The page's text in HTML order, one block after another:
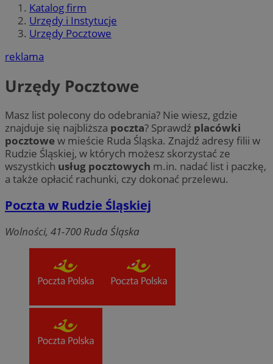
Katalog firm
Urzędy i Instytucje
Urzędy Pocztowe
reklama
Urzędy Pocztowe
Masz list polecony do odebrania? Nie wiesz, gdzie
znajduje się najbliższa poczta? Sprawdź placówki
pocztowew mieście Ruda Śląska. Znajdź adresy filii w
Rudzie Śląskiej, w których możesz skorzystać ze
wszystkich usług pocztowych m.in. nadać list i paczkę,
a także opłacić rachunki, czy dokonać przelewu.
Poczta w Rudzie Śląskiej
Wolności, 41-700 Ruda Śląska